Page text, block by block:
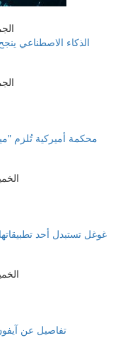
الجمعة 07
الذكاء الاصطناعي
الجمعة 07
الخميس 06
الخميس 06
تفاصيل عن آيفون 20.. تصميم نحيف ونظام تبريد